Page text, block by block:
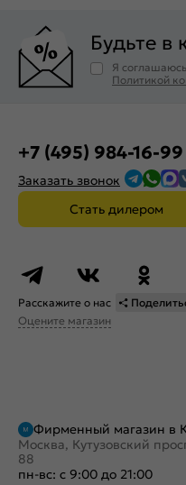
Будьте в
Я
Политикой
+7 (495) 984-16-99
Заказать звонок
Стать дилером
Расскажите о нас
Оцените магазин
Фирменный магазин в
Москва, Кутузовский
88
пн-вс: с 9:00 до 21:00